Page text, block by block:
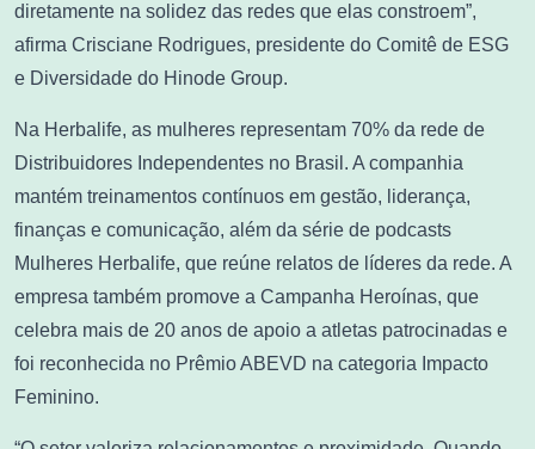
diretamente na solidez das redes que elas constroem”,
afirma Crisciane Rodrigues, presidente do Comitê de ESG
e Diversidade do Hinode Group.
Na Herbalife, as mulheres representam 70% da rede de
Distribuidores Independentes no Brasil. A companhia
mantém treinamentos contínuos em gestão, liderança,
finanças e comunicação, além da série de podcasts
Mulheres Herbalife, que reúne relatos de líderes da rede. A
empresa também promove a Campanha Heroínas, que
celebra mais de 20 anos de apoio a atletas patrocinadas e
foi reconhecida no Prêmio ABEVD na categoria Impacto
Feminino.